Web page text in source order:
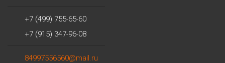
+7 (499) 755-65-60
+7 (915) 347-96-08
84997556560@mail.ru